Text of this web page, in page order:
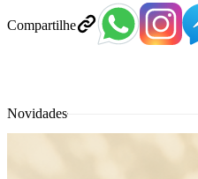
Compartilhe
Novidades